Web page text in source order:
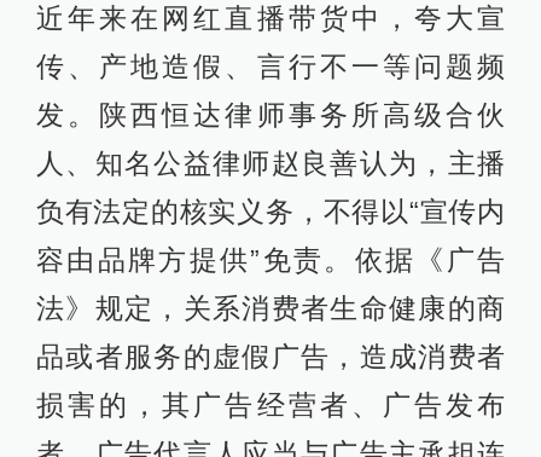
近年来在网红直播带货中，夸大宣
传、产地造假、言行不一等问题频
发。陕西恒达律师事务所高级合伙
人、知名公益律师赵良善认为，主播
负有法定的核实义务，不得以“宣传内
容由品牌方提供”免责。依据《广告
法》规定，关系消费者生命健康的商
品或者服务的虚假广告，造成消费者
损害的，其广告经营者、广告发布